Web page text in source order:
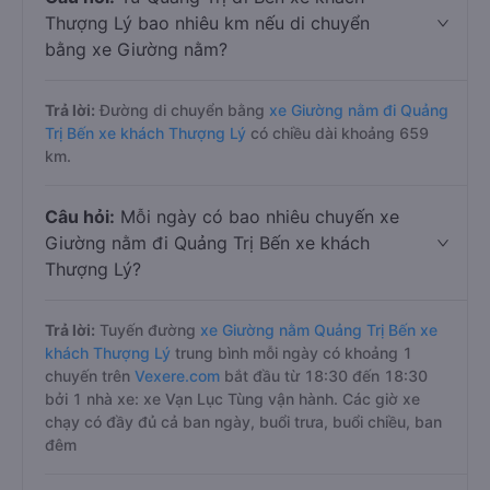
Thượng Lý bao nhiêu km nếu di chuyển
bằng xe Giường nằm?
Trả lời: Đường di chuyển bằng xe Giường nằm đi Quảng
Trị Bến xe khách Thượng Lý có chiều dài khoảng 659
km.
Câu hỏi: Mỗi ngày có bao nhiêu chuyến xe
Giường nằm đi Quảng Trị Bến xe khách
Thượng Lý?
Trả lời: Tuyến đường xe Giường nằm Quảng Trị Bến xe
khách Thượng Lý trung bình mỗi ngày có khoảng 1
chuyến trên Vexere.com bắt đầu từ 18:30 đến 18:30
bởi 1 nhà xe: xe Vạn Lục Tùng vận hành. Các giờ xe
chạy có đầy đủ cả ban ngày, buổi trưa, buổi chiều, ban
đêm